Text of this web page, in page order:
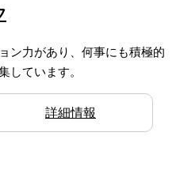
ン力があり、何事にも積極的
しています。
詳細情報